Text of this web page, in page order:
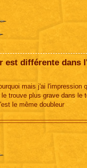
est différente dans
mais j'ai l'impression
trouve plus grave dans le
le même doubleur